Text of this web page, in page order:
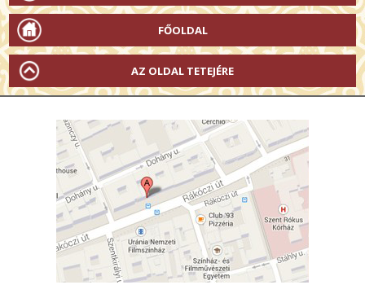
FŐOLDAL
AZ OLDAL TETEJÉRE